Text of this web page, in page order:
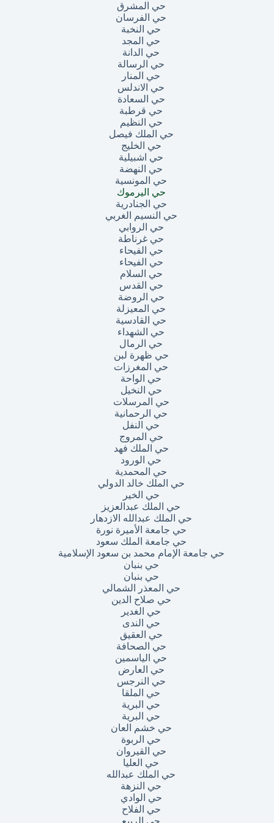
حي المشرق
حي الفرسان
حي النخبة
حي المجد
حي الدانة
حي الرسالة
حي المنار
حي الاندلس
حي السعادة
حي قرطبة
حي النظيم
حي الملك فيصل
حي الخليج
حي اشبيلية
حي النهضة
حي المونسية
حي اليرموك
حي الجنادرية
حي النسيم الغربي
حي الروابي
حي غرناطة
حي الفيحاء
حي الفيحاء
حي السلام
حي القدس
حي الروضة
حي المعيزلة
حي القادسية
حي الشهداء
حي الرمال
حي ظهرة لبن
حي المغرزات
حي الواحة
حي النخيل
حي المرسلات
حي الرحمانية
حي النفل
حي المروج
حي الملك فهد
حي الورود
حي المحمدية
حي الملك خالد الدولي
حي الخير
حي الملك عبدالعزيز
حي الملك عبدالله الازدهار
حي جامعة الأميرة نورة
حي جامعة الملك سعود
حي جامعة الإمام محمد بن سعود الإسلامية
حي بنبان
حي بنبان
حي المعذر الشمالي
حي صلاح الدين
حي الغدير
حي الندى
حي العقيق
حي الصحافة
حي الياسمين
حي العارض
حي النرجس
حي الملقا
حي البرية
حي البرية
حي خشم العان
حي الربوة
حي القيروان
حي العليا
حي الملك عبدالله
حي النزهة
حي الوادي
حي الفلاح
حي الربيع